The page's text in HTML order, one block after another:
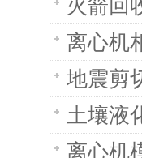
火箭回
离心机
地震剪
土壤液
离心机